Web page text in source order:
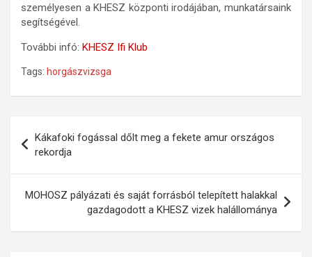
személyesen a KHESZ központi irodájában, munkatársaink
segítségével.
További infó: KHESZ Ifi Klub
Tags: horgászvizsga
navigáció
Kákafoki fogással dőlt meg a fekete amur országos
rekordja
MOHOSZ pályázati és saját forrásból telepített halakkal
gazdagodott a KHESZ vizek halállománya